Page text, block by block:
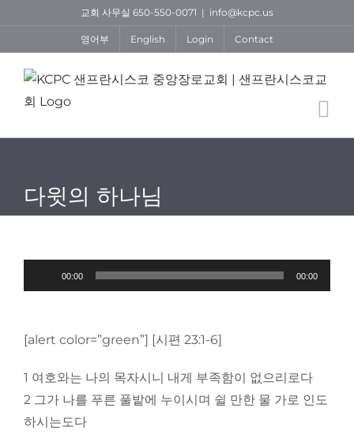
content
교회 사무실 650-550-0071 | info@kcpc.us
영어부 English Login Contact
다윗의 하나님
Player
00:00 00:00
[alert color=”green”] [시편 23:1-6]
1 여호와는 나의 목자시니 내게 부족함이 없으리로다
2 그가 나를 푸른 풀밭에 누이시며 쉴 만한 물 가로 인도
하시는도다